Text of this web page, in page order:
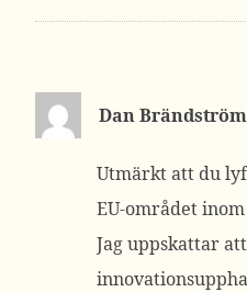
Dan Brändström
Utmärkt att du
EU-området
Jag uppskattar